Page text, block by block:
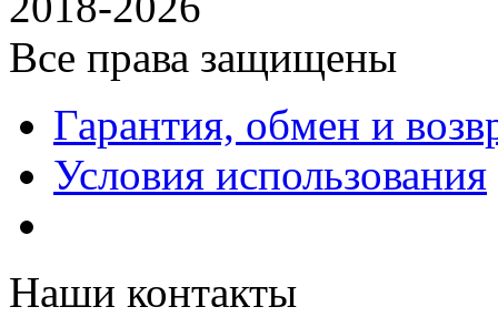
Все права защищены
Гарантия, обмен и
Условия использования
Наши контакты